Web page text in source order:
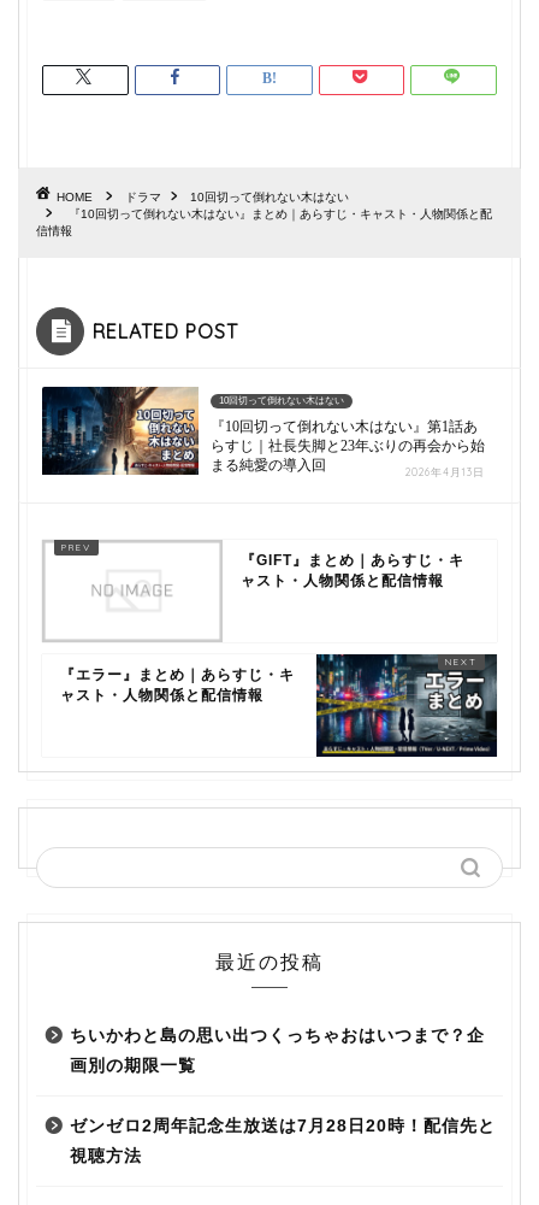
HOME ドラマ
10回切って倒れない木はない
『10回切って倒れない木はない』まとめ｜あらすじ・キャスト・人物関係と配
信情報
RELATED POST
10回切って倒れない木はない
『10回切って倒れない木はない』第1話あ
らすじ｜社長失脚と23年ぶりの再会から始
まる純愛の導入回
2026年4月13日
『GIFT』まとめ｜あらすじ・キ
ャスト・人物関係と配信情報
『エラー』まとめ｜あらすじ・キ
ャスト・人物関係と配信情報
最近の投稿
ちいかわと島の思い出つくっちゃおはいつまで？企
画別の期限一覧
ゼンゼロ2周年記念生放送は7月28日20時！配信先と
視聴方法